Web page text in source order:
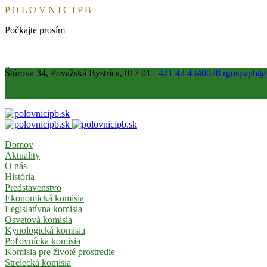
PO L O V N I C I PB
Počkajte prosím
Štúrova 34, Považská Bystrica, 017 01 +421 42 4340028
Domov
Aktuality
O nás
História
Predstavenstvo
Ekonomická komisia
Legislatívna komisia
Osvetová komisia
Kynologická komisia
Poľovnícka komisia
Komisia pre životé prostredie
Strelecká komisia